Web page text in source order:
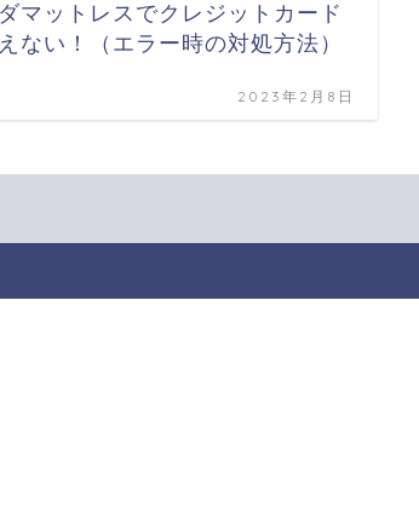
マットレスでクレジットカード
ない！（エラー時の対処方法）
2023年2月8日